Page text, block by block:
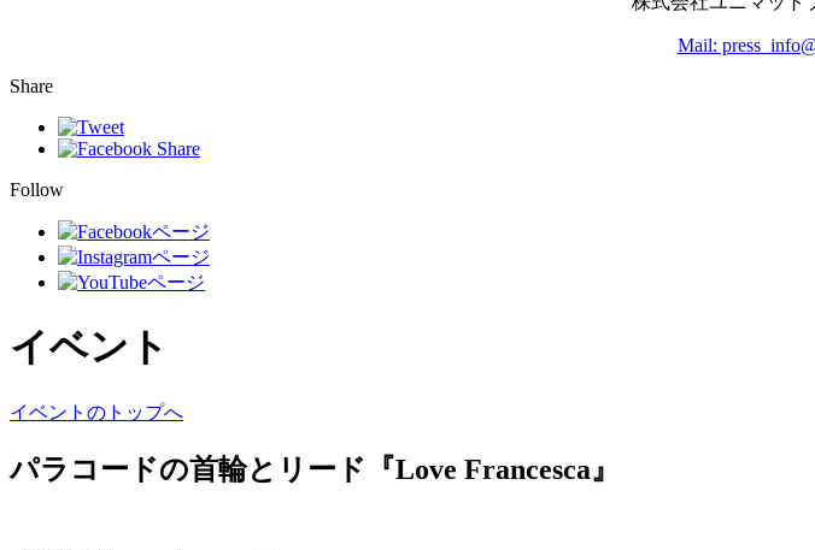
Mail:
Share
Follow
イベント
イベントのトップへ
パラコードの首輪とリード『Love Francesca』